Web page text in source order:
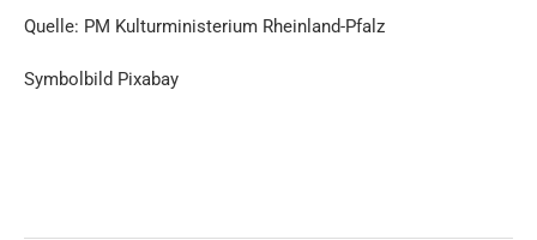
Quelle: PM Kulturministerium Rheinland-Pfalz
Symbolbild Pixabay